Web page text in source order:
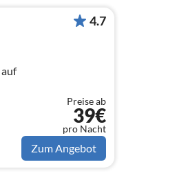
4.7
Preise ab
39€
pro Nacht
Zum Angebot